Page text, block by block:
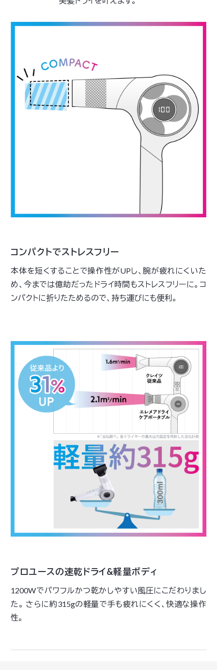
コンパクトでストレスフリー
本体を短くすることで操作性がUPし、腕が疲れにくいた
め、今までは億劫だったドライ時間もストレスフリーに。コ
ンパクトに折りたためるので、持ち運びにも便利。
プロユースの速乾ドライ&軽量ボディ
1200Wでパワフルかつ乾かしやすい風圧にこだわりまし
た。 さらに約315gの軽量で手も疲れにくく、快適な操作
性。